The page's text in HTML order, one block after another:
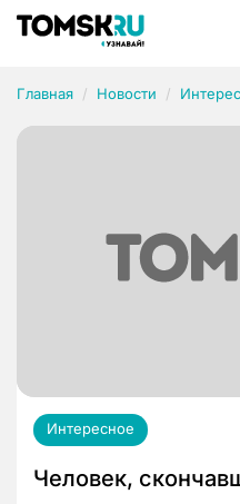
Главная Новости
Интересное
Человек,